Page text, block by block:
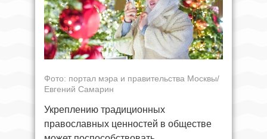
Фото: портал мэра и правительства Москвы/
Евгений Самарин
Укреплению традиционных
православных ценностей в обществе